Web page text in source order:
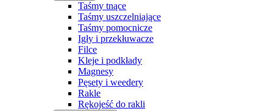
Taśmy tnące
Taśmy uszczelniające
Taśmy pomocnicze
Igły i przekłuwacze
Filce
Kleje i podkłady
Magnesy
Pęsety i weedery
Rakle
Rękojeść do rakli